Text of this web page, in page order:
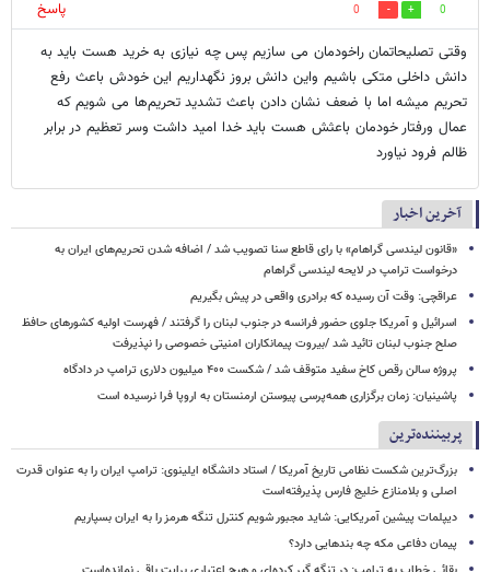
0
0
پاسخ
وقتی تصلیحاتمان راخودمان می سازیم پس چه نیازی به خرید هست باید به
دانش داخلی متکی باشیم واین دانش بروز نگهداریم این خودش باعث رفع
تحریم میشه اما با ضعف نشان دادن باعث تشدید تحریم‌ها می شویم که
عمال ورفتار خودمان باعثش هست باید خدا امید داشت وسر تعظیم در برابر
ظالم فرود نیاورد
آخرین اخبار
«قانون لیندسی گراهام» با رای قاطع سنا تصویب شد / اضافه شدن تحریم‌های ایران به
درخواست ترامپ در لایحه لیندسی گراهام
عراقچی: وقت آن رسیده که برادری واقعی در پیش بگیریم
اسرائیل و آمریکا جلوی حضور فرانسه در جنوب لبنان را گرفتند / فهرست اولیه کشورهای حافظ
صلح جنوب لبنان تائید شد /بیروت پیمانکاران امنیتی خصوصی را نپذیرفت
پروژه سالن رقص کاخ سفید متوقف شد / شکست ۴۰۰ میلیون دلاری ترامپ در دادگاه
پاشینیان: زمان برگزاری همه‌پرسی پیوستن ارمنستان به اروپا فرا نرسیده است
پربیننده‌ترین
بزرگ‌ترین شکست نظامی تاریخ آمریکا / استاد دانشگاه ایلینوی: ترامپ ایران را به عنوان قدرت
اصلی و بلامنازع خلیج فارس پذیرفته‌است
دیپلمات پیشین آمریکایی: شاید مجبور شویم کنترل تنگه هرمز را به ایران بسپاریم
پیمان دفاعی مکه چه بندهایی دارد؟